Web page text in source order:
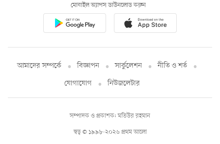
মোবাইল অ্যাপস ডাউনলোড করুন
আমাদের সম্পর্কে বিজ্ঞাপন সার্কুলেশন
নীতি ও শর্ত
যোগাযোগ
নিউজলেটার
স্বত্ব © ১৯৯৮-২০২৬ প্রথম আলো
সম্পাদক ও প্রকাশক: মতিউর রহমান